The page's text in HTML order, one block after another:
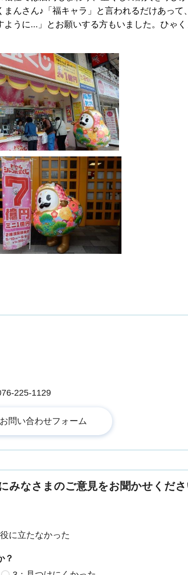
んさん♪「福キャラ」と言われるだけあって
うに...」とお願いする方もいました。ひゃ
225-1129
みなさまのご意見をお聞かせくだ
に立たなかった
？